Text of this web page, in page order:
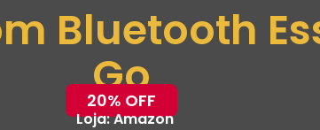
Bluetooth
Go
20% OFF
Loja:Amazon